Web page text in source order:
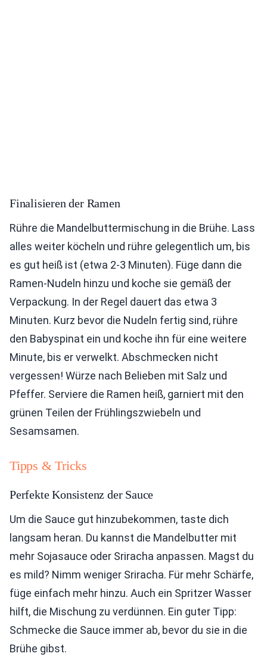
Finalisieren der Ramen
Rühre die Mandelbuttermischung in die Brühe. Lass
alles weiter köcheln und rühre gelegentlich um, bis
es gut heiß ist (etwa 2-3 Minuten). Füge dann die
Ramen-Nudeln hinzu und koche sie gemäß der
Verpackung. In der Regel dauert das etwa 3
Minuten. Kurz bevor die Nudeln fertig sind, rühre
den Babyspinat ein und koche ihn für eine weitere
Minute, bis er verwelkt. Abschmecken nicht
vergessen! Würze nach Belieben mit Salz und
Pfeffer. Serviere die Ramen heiß, garniert mit den
grünen Teilen der Frühlingszwiebeln und
Sesamsamen.
Tipps & Tricks
Perfekte Konsistenz der Sauce
Um die Sauce gut hinzubekommen, taste dich
langsam heran. Du kannst die Mandelbutter mit
mehr Sojasauce oder Sriracha anpassen. Magst du
es mild? Nimm weniger Sriracha. Für mehr Schärfe,
füge einfach mehr hinzu. Auch ein Spritzer Wasser
hilft, die Mischung zu verdünnen. Ein guter Tipp:
Schmecke die Sauce immer ab, bevor du sie in die
Brühe gibst.